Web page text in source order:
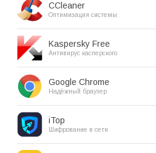
CCleaner
Оптимизация системы
Kaspersky Free
Антивирус касперского
Google Chrome
Надёжный браузер
iTop
Шифрование в сети